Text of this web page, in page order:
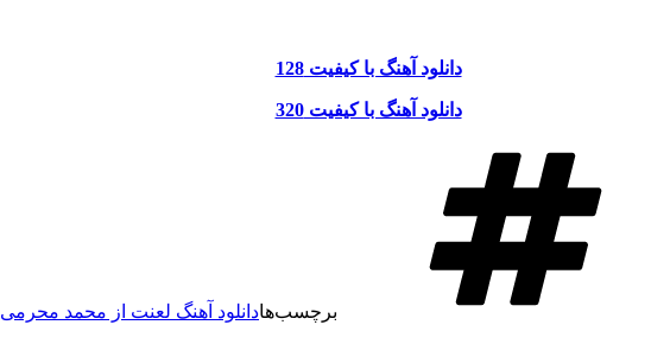
دانلود آهنگ با کیفیت 128
دانلود آهنگ با کیفیت 320
برچسب‌هادانلود آهنگ لعنت از محمد محرمی